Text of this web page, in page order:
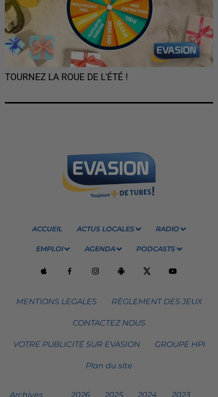
TOURNEZ LA ROUE DE L'ÉTÉ !
ACCUEIL ACTUS LOCALES RADIO
EMPLOI AGENDA PODCASTS
MENTIONS LEGALES RÈGLEMENT DES JEUX
CONTACTEZ NOUS
VOTRE PUBLICITÉ SUR EVASION GROUPE HPI
Plan du site
Archives 2026 2025 2024 2023